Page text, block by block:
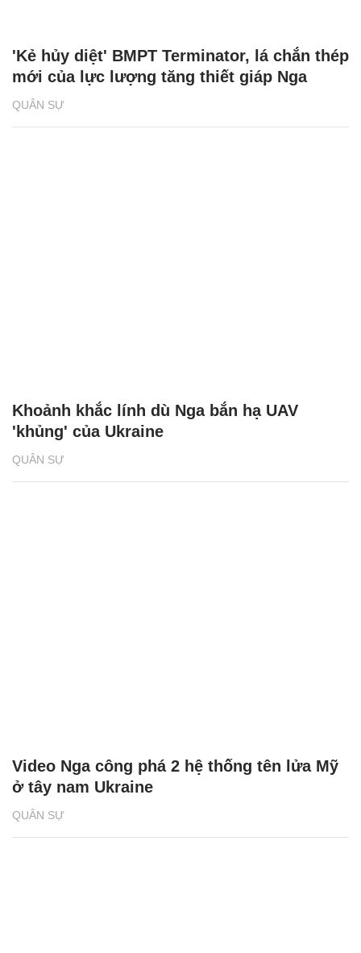
QUÂN SỰ
'Kẻ hủy diệt' BMPT Terminator, lá chắn thép
mới của lực lượng tăng thiết giáp Nga
QUÂN SỰ
Khoảnh khắc lính dù Nga bắn hạ UAV
'khủng' của Ukraine
QUÂN SỰ
Video Nga công phá 2 hệ thống tên lửa Mỹ
ở tây nam Ukraine